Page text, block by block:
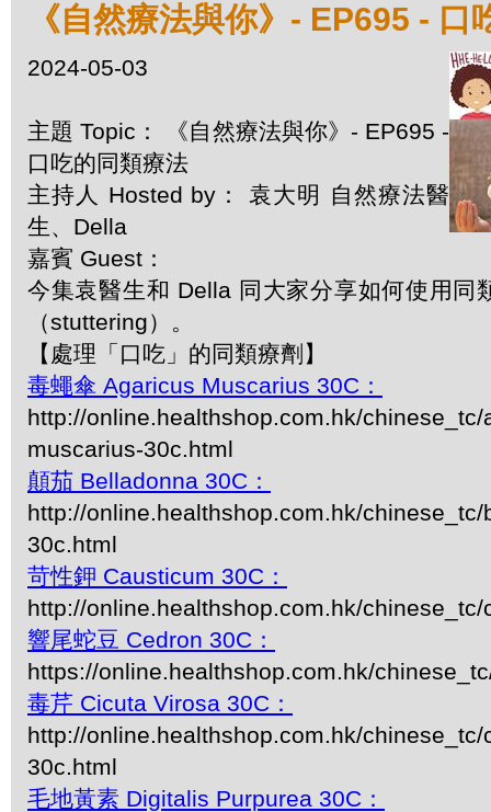
《自然療法與你》- EP695 - 口
2024-05-03
主題 Topic： 《自然療法與你》- EP695 -
口吃的同類療法
主持人 Hosted by： 袁大明 自然療法醫
生、Della
嘉賓 Guest：
今集袁醫生和 Della 同大家分享如何使用同
（stuttering）。
【處理「口吃」的同類療劑】
毒蠅傘 Agaricus Muscarius 30C：
http://online.healthshop.com.hk/chinese_tc/
muscarius-30c.html
顛茄 Belladonna 30C：
http://online.healthshop.com.hk/chinese_tc/
30c.html
苛性鉀 Causticum 30C：
http://online.healthshop.com.hk/
響尾蛇豆 Cedron 30C：
https://online.healthshop.com.hk/
毒芹 Cicuta Virosa 30C：
http://online.healthshop.com.hk/
30c.html
毛地黃素 Digitalis Purpurea 30C：